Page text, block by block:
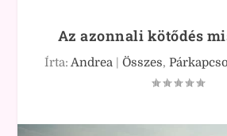
Az azonnali kötődés
Írta: Andrea| Összes,